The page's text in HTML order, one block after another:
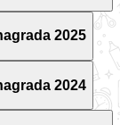
2025
2024